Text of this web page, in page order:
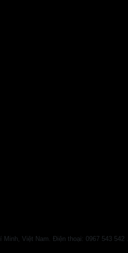
Việt Nam. Điện thoại: 0967 543 542 .